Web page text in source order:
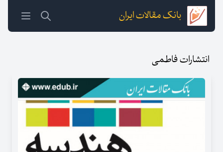
بانک مقالات ایران
انتشارات فاطمی